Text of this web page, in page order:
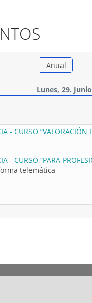
Anual
Lunes, 29.
- CURSO
- CURSO “PARA
telemática